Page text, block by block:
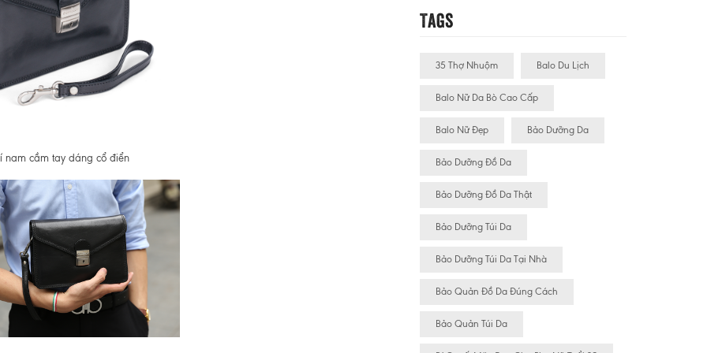
nam cầm tay dáng cổ điển
Tags
35 Thợ Nhuộm Balo Du Lịch
Balo Nữ Da Bò Cao Cấp
Balo Nữ Đẹp Bảo Dưỡng Da
Bảo Dưỡng Đồ Da
Bảo Dưỡng Đồ Da Thật
Bảo Dưỡng Túi Da
Bảo Dưỡng Túi Da Tại Nhà
Bảo Quản Đồ Da Đúng Cách
Bảo Quản Túi Da